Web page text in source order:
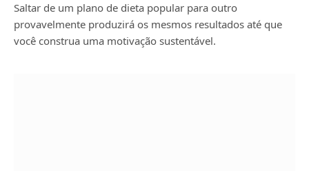
Saltar de um plano de dieta popular para outro
provavelmente produzirá os mesmos resultados até que
você construa uma motivação sustentável.